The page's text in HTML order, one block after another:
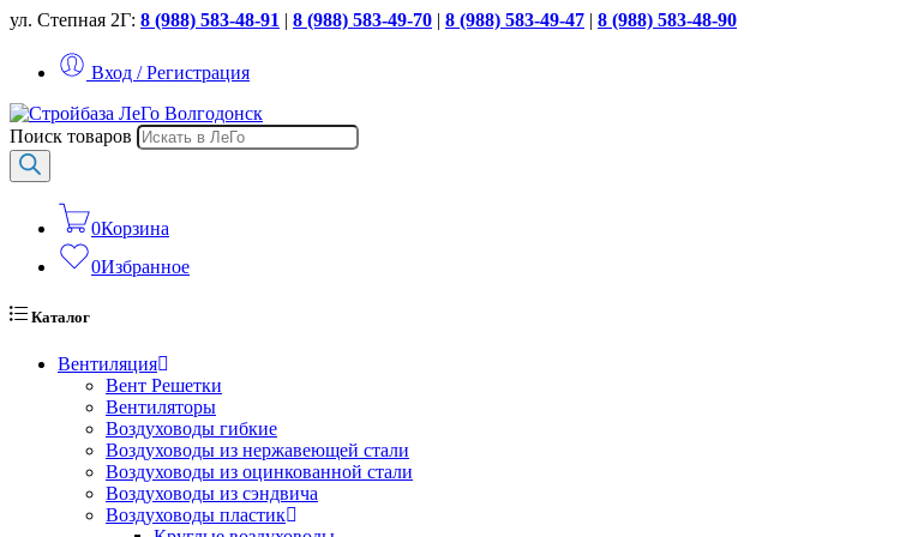
ул. Степная 2Г: 8 (988) 583-48-91 | 8 (988) 583-49-70 | 8 (988) 583-49-47 | 8 (988) 583-48-90
Вход / Регистрация
Поиск товаров
0Корзина
0Избранное
Каталог
Вентиляция
Вент Решетки
Вентиляторы
Воздуховоды гибкие
Воздуховоды из нержавеющей стали
Воздуховоды из оцинкованной стали
Воздуховоды из сэндвича
Воздуховоды пластик